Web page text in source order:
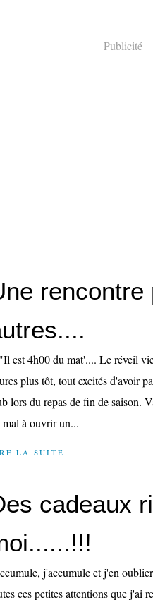
Publicité
est 4h00 du mat'.... Le réveil
plus tôt, tout excités d'avoir
lors du repas de fin de saison.
mal à ouvrir un...
LA SUITE
cadeaux
j'accumule et j'en
ces petites attentions que j'ai